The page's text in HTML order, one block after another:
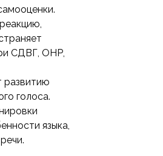
СДВГ, ОНР,
развитию
голоса.
языка,